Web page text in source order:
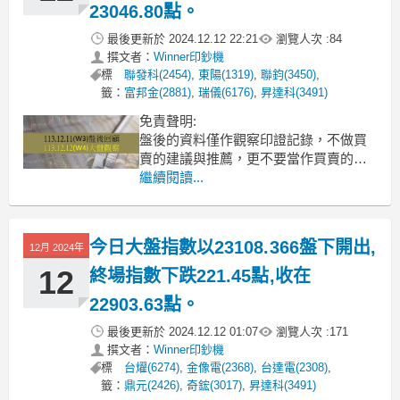
23046.80點。
最後更新於 2024.12.12 22:21 瀏覽人次 :84
撰文者： Winner印鈔機
標
籤：
聯發科(2454), 東陽(1319), 聯鈞(3450),
富邦金(2881), 瑞儀(6176), 昇達科(3491)
免責聲明:
盤後的資料僅作觀察印證記錄，不做買
賣的建議與推薦，更不要當作買賣的依
據，本文章內容不需負任何法律責任。
好出場的策略，否則別進場，隨時做好
資金的風控。
任何交易行為須自行判斷並自負投資風
繼續閱讀...
12月 2024年
12
今日大盤指數以23108.366盤下開出,
終場指數下跌221.45點,收在
22903.63點。
最後更新於 2024.12.12 01:07 瀏覽人次 :171
撰文者： Winner印鈔機
標
籤：
台燿(6274), 金像電(2368), 台達電(2308),
鼎元(2426), 奇鋐(3017), 昇達科(3491)